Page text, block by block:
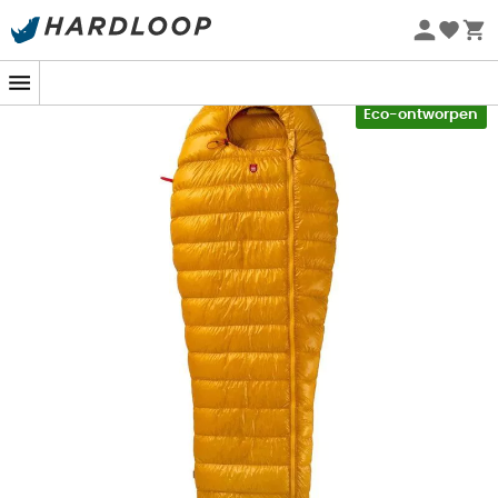
Zomeraanbiedingen 🔥 -5% EXTRA vanaf 2 producten* met
Eco-ontworpen
Speciaal ontworpen om je zomerse avonturen te
Radical 1Z slaapzak van
ideale oplossing om de omvang van je rugzak te